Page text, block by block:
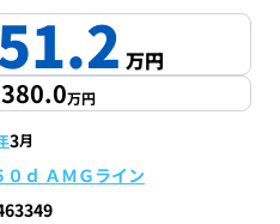
万円
万円
3月
０ｄ ＡＭＧライン